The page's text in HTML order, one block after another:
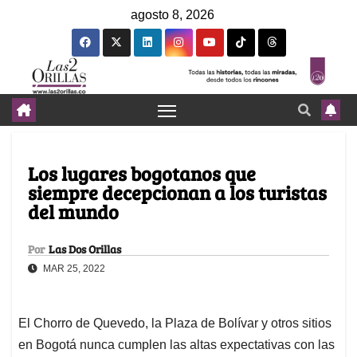
agosto 8, 2026
Los lugares bogotanos que
siempre decepcionan a los turistas
del mundo
Por Las Dos Orillas
MAR 25, 2022
El Chorro de Quevedo, la Plaza de Bolívar y otros sitios
en Bogotá nunca cumplen las altas expectativas con las